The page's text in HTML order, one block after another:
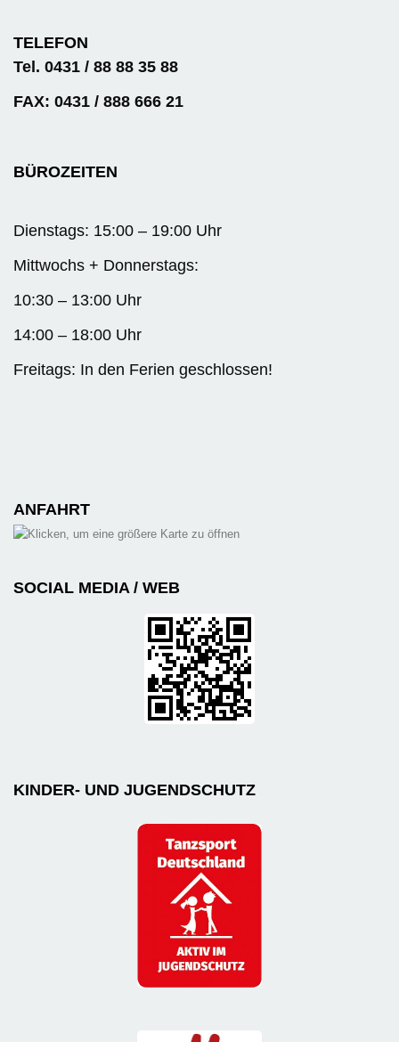
TELEFON
Tel. 0431 / 88 88 35 88
FAX: 0431 / 888 666 21
BÜROZEITEN
Dienstags: 15:00 – 19:00 Uhr
Mittwochs + Donnerstags:
10:30 – 13:00 Uhr
14:00 – 18:00 Uhr
Freitags: In den Ferien geschlossen!
ANFAHRT
SOCIAL MEDIA / WEB
KINDER- UND JUGENDSCHUTZ